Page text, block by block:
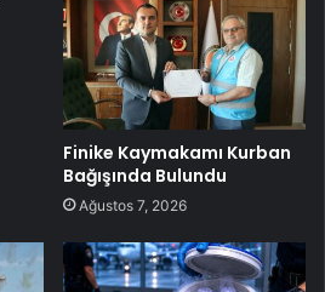
Finike Kaymakamı Kurban
Bağışında Bulundu
Ağustos 7, 2026